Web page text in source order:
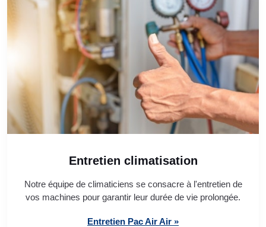
Entretien climatisation
Notre équipe de climaticiens se consacre à l'entretien de
vos machines pour garantir leur durée de vie prolongée.
Entretien Pac Air Air »